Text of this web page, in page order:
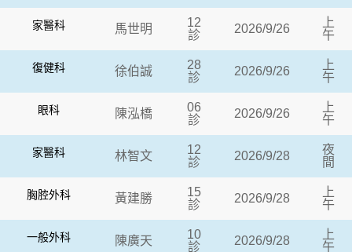
家醫科 馬世明
12
診
2026/9/26
上
午
復健科 徐伯誠
28
診
2026/9/26
上
午
眼科 陳泓橋
06
診
2026/9/26
上
午
家醫科 林智文
12
診
2026/9/28
夜
間
胸腔外科 黃建勝
15
診
2026/9/28
上
午
一般外科 陳廣天
10
診
2026/9/28
上
午